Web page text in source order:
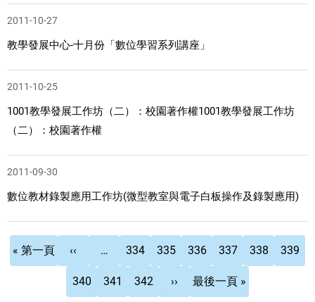
2011-10-27
教學發展中心-十月份「數位學習系列講座」
2011-10-25
1001教學發展工作坊（二）：校園著作權1001教學發展工作坊
（二）：校園著作權
2011-09-30
數位教材錄製應用工作坊(微型教室與電子白板操作及錄製應用)
Pagination
First
page
« 第一頁
page
‹‹ …
頁
面
334
頁
面
335
頁
面
336
頁
面
337
頁
面
338
目
前
339
頁
面
340
頁
面
341
頁
面
342
一
››
Last
page
最後一頁 »